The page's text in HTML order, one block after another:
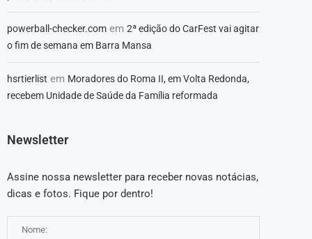
powerball-checker.com em 2ª edição do CarFest vai agitar
o fim de semana em Barra Mansa
hsrtierlist em Moradores do Roma II, em Volta Redonda,
recebem Unidade de Saúde da Família reformada
Newsletter
Assine nossa newsletter para receber novas notácias,
dicas e fotos. Fique por dentro!